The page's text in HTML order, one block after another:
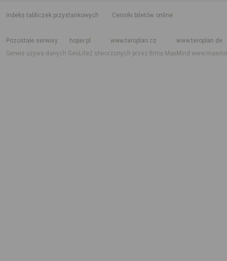
indeks tabliczek przystankowych
Cenniki biletów online
Pozostałe serwisy
hoper.pl www.teroplan.cz
www.teroplan.de
Serwis używa danych GeoLite2 stworzonych przez firmę MaxMind